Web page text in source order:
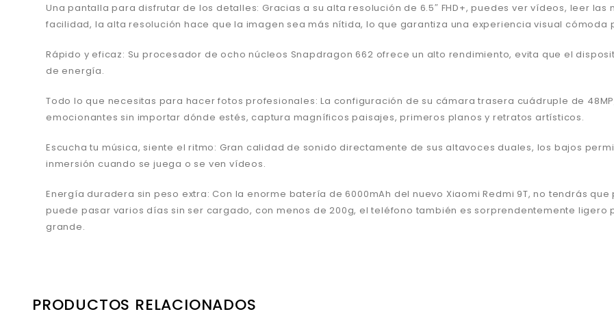
Una pantalla para disfrutar de los detalles: Gracias a su alta resolución de 6.5″ FHD+, puedes ver vídeos, leer
facilidad, la alta resolución hace que la imagen sea más nítida, lo que garantiza una experiencia visual cómoda
Rápido y eficaz: Su procesador de ocho núcleos Snapdragon 662 ofrece un alto rendimiento, evita que el
de energía.
Todo lo que necesitas para hacer fotos profesionales: La configuración de su cámara trasera cuádruple de
emocionantes sin importar dónde estés, captura magníficos paisajes, primeros planos y retratos artísticos.
Escucha tu música, siente el ritmo: Gran calidad de sonido directamente de sus altavoces duales, los bajos
inmersión cuando se juega o se ven vídeos.
Energía duradera sin peso extra: Con la enorme batería de 6000mAh del nuevo Xiaomi Redmi 9T, no tendrás
puede pasar varios días sin ser cargado, con menos de 200g, el teléfono también es sorprendentemente
grande.
PRODUCTOS RELACIONADOS